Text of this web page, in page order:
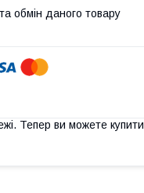
обмін даного товару
Тепер ви можете купити